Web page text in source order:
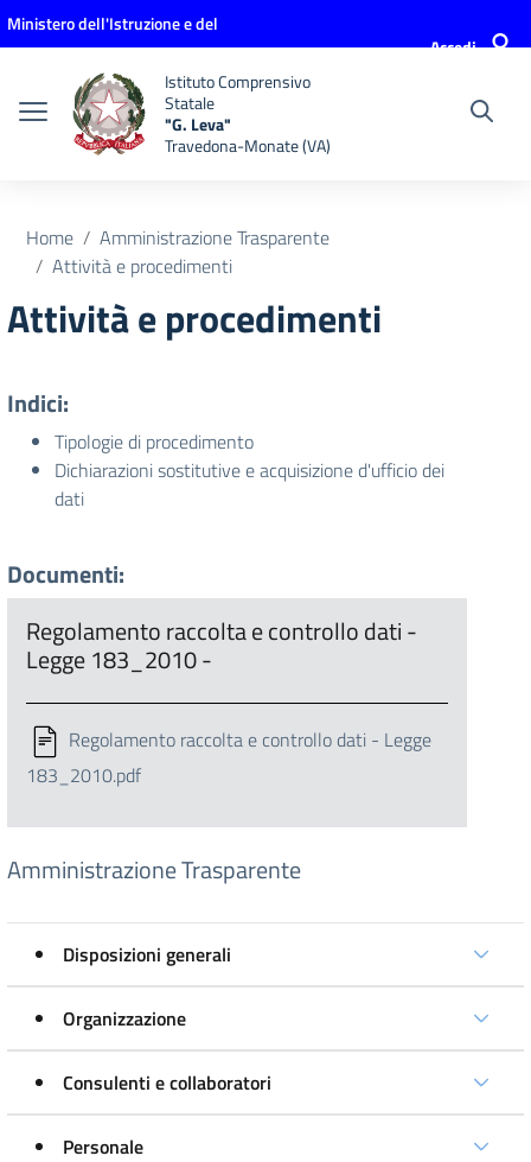
Vai ai contenuti
Vai al menu di navigazione
Vai al footer
Ministero dell'Istruzione e del
Accedi
Istituto Comprensivo
Statale
"G. Leva"
Travedona-Monate (VA)
Home
Amministrazione Trasparente
Attività e procedimenti
Attività e procedimenti
Indici:
Tipologie di procedimento
Dichiarazioni sostitutive e acquisizione d'ufficio dei
dati
Documenti:
Regolamento raccolta e controllo dati -
Legge 183_2010 -
Regolamento raccolta e controllo dati - Legge
183_2010.pdf
Amministrazione Trasparente
Disposizioni generali
Organizzazione
Consulenti e collaboratori
Personale